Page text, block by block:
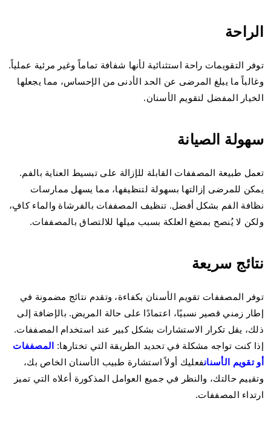
الراحة
توفر التقويمات راحة استثنائية لأنها شفافة تماماً وغير مرئية عملياً.
وغالباً ما يبلغ المرضى عن الحد الأدنى من الإحساس، مما يجعلها
الخيار المفضل لتقويم الأسنان.
سهولة الصيانة
تعمل طبيعة المصففات القابلة للإزالة على تبسيط العناية بالفم.
يمكن للمرضى إزالتها بسهولة لتنظيفها، مما يسهل ممارسات
نظافة الفم بشكل أفضل. تنظيف المصففات بالفرشاة والماء كافٍ،
ولكن لا يُنصح بمضغ العلكة بسبب ميلها للالتصاق بالمصففات.
نتائج سريعة
توفر المصففات تقويم الأسنان بكفاءة، وتقدم نتائج مضمونة في
إطار زمني قصير نسبيًا، اعتمادًا على حالة المريض. بالإضافة إلى
ذلك، يقل تكرار الاستشارات بشكل كبير عند استخدام المصففات.
إذا كنت تواجه مشكلة في تحديد الطريقة التي تختارها:
المصففات
أو تقويم الأسنانفعليك أولاً استشارة طبيب الأسنان الخاص بك،
وتقييم حالتك، والنظر في جميع العوامل المذكورة أعلاه التي تميز
ارتداء المصففات.